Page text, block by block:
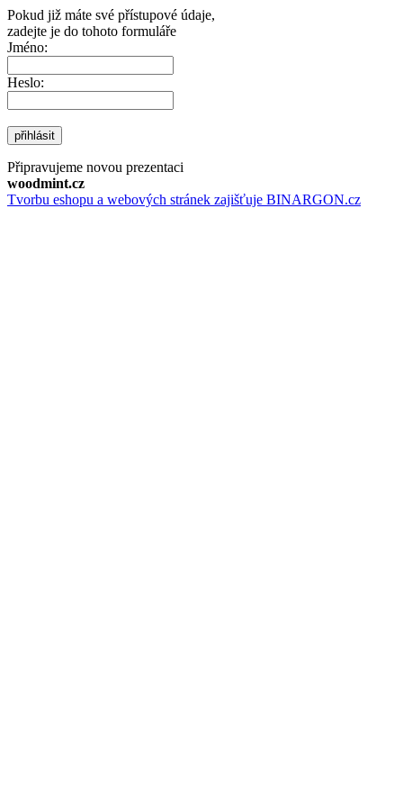
Pokud již máte své přístupové údaje,
zadejte je do tohoto formuláře
Jméno:
Heslo:
přihlásit
Připravujeme novou prezentaci
woodmint.cz
Tvorbu eshopu a webových stránek zajišťuje BINARGON.cz